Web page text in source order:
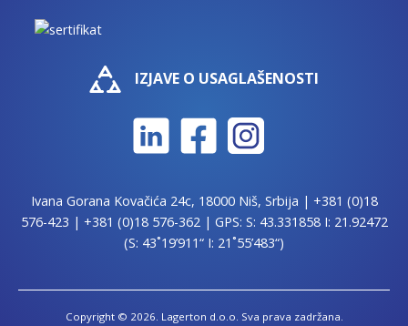
IZJAVE O USAGLAŠENOSTI
Ivana Gorana Kovačića 24c, 18000 Niš, Srbija | +381 (0)18
576-423 | +381 (0)18 576-362| GPS: S: 43.331858 I: 21.92472
(S: 43˚19’911“ I: 21˚55’483“)
Copyright © 2026. Lagerton d.o.o. Sva prava zadržana.